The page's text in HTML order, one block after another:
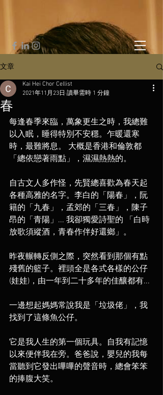
文章
春
Kai Hei Chor Cellist
2021年11月23日 讀畢需時 1 分鐘
每逢春季來臨，萬象更生之時，我總難
以入眠，睡得特別不安穩。乍暖還寒
時，最難將息。 大概是香港和倫敦都
「總依戀著雨點」，濕濕熱熱的。⁣
自古文人多作怪，先賢總喜歡為春天起
各種高雅的名字。李白的「陽春」，阮
籍的「九春」，孟郊的「三春」，陳子
昂的「青陽」... 我卻獨愛詩聖的 「白時
放歌須縱酒，青春作伴好還鄉」。⁣
昨夜輾轉反側之際，突然看到那個有點
殘舊的籃子。裡頭全是各式各樣的公仔
(娃娃)，由一年到二十多年的佳釀都有... ⁣
一邊想起媽媽常說我是「垃圾佬」，我
找到了這條魚公仔。⁣
它是我人生的第一個玩具。自我有記憶
以來便伴我在旁。爸爸說，嬰兒的我每
當聽到它發出嗶嗶的聲音時，總會笨笨
的捧腹大笑。⁣